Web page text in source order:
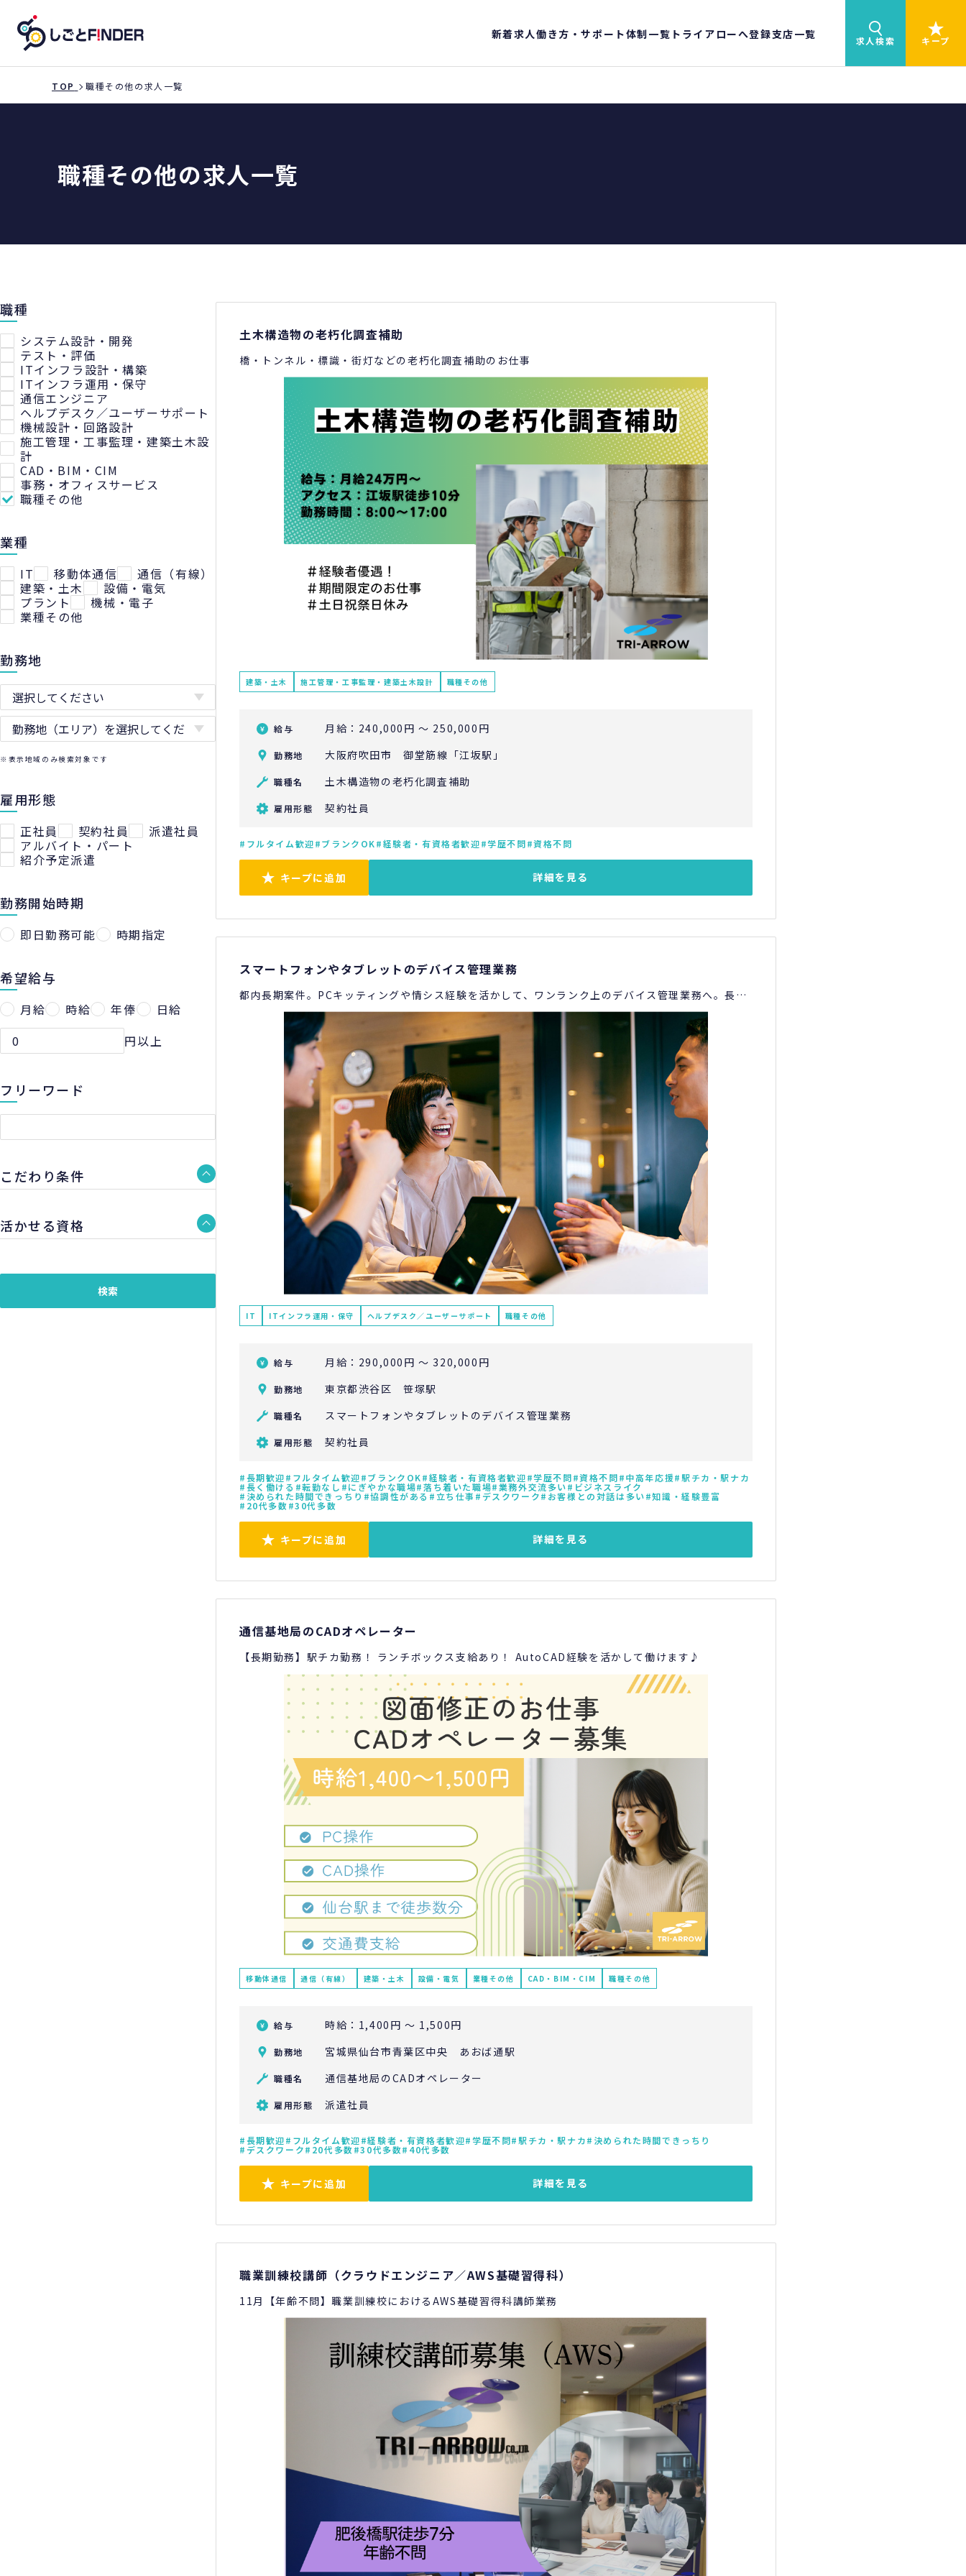
新着求人働き方・サポート体制一覧 トライアローへ登録支店一覧 求人検索 キープ
TOP 職種その他の求人一覧
職種その他の求人一覧
職種
システム設計・開発
テスト・評価
ITインフラ設計・構築
ITインフラ運用・保守
通信エンジニア
ヘルプデスク／ユーザーサポート
機械設計・回路設計
施工管理・工事監理・建築土木設
計
CAD・BIM・CIM
事務・オフィスサービス
職種その他
業種
IT 移動体通信
通信（有線）
建築・土木
設備・電気
プラント
機械・電子
業種その他
勤務地
※表示地域のみ検索対象です
雇用形態
正社員 契約社員
派遣社員
アルバイト・パート
紹介予定派遣
勤務開始時期
即日勤務可能 時期指定
希望給与
月給 時給 年俸
日給
円以上
フリーワード
こだわり条件
活かせる資格
土木構造物の老朽化調査補助
橋・トンネル・標識・街灯などの老朽化調査補助のお仕事
建築・土木 施工管理・工事監理・建築土木設計 職種その他
給与 月給：240,000円 ～ 250,000円
勤務地 大阪府吹田市 御堂筋線「江坂駅」
職種名 土木構造物の老朽化調査補助
雇用形態 契約社員
フルタイム歓迎 ブランクOK 経験者・有資格者歓迎 学歴不問 資格不問
キープに追加 詳細を見る
スマートフォンやタブレットのデバイス管理業務
都内長期案件。PCキッティングや情シス経験を活かして、ワンランク上のデバイス管理業務へ。長期
IT ITインフラ運用・保守 ヘルプデスク／ユーザーサポート 職種その他
給与 月給：290,000円 ～ 320,000円
勤務地 東京都渋谷区 笹塚駅
職種名 スマートフォンやタブレットのデバイス管理業務
雇用形態 契約社員
長期歓迎 フルタイム歓迎 ブランクOK 経験者・有資格者歓迎 学歴不問 資格不問 中高年応援 駅チカ・駅ナカ
長く働ける 転勤なし にぎやかな職場 落ち着いた職場 業務外交流多い ビジネスライク
決められた時間できっちり 協調性がある 立ち仕事 デスクワーク お客様との対話は多い 知識・経験豊富
20代多数 30代多数
キープに追加 詳細を見る
通信基地局のCADオペレーター
【長期勤務】駅チカ勤務！ ランチボックス支給あり！ AutoCAD経験を活かして働けます♪
移動体通信 通信（有線） 建築・土木 設備・電気 業種その他 CAD・BIM・CIM 職種その他
給与 時給：1,400円 ～ 1,500円
勤務地 宮城県仙台市青葉区中央 あおば通駅
職種名 通信基地局のCADオペレーター
雇用形態 派遣社員
長期歓迎 フルタイム歓迎 経験者・有資格者歓迎 学歴不問 駅チカ・駅ナカ 決められた時間できっちり
デスクワーク 20代多数 30代多数 40代多数
キープに追加 詳細を見る
職業訓練校講師（クラウドエンジニア／AWS基礎習得科）
11月【年齢不問】職業訓練校におけるAWS基礎習得科講師業務